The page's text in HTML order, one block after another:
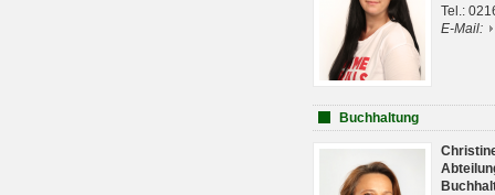
Tel.:
E-Mail:
Buchhaltung